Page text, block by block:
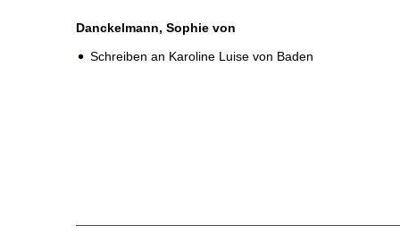
Danckelmann, Sophie von
Schreiben an Karoline Luise von Baden